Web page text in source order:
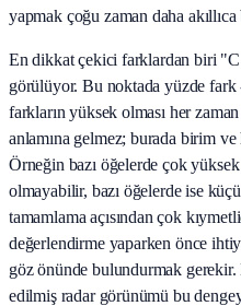
yapmak çoğu zaman daha
En dikkat çekici farklardan biri
görülüyor. Bu noktada yüzde fark
farkların yüksek olması her
anlamına gelmez; burada birim
Örneğin bazı öğelerde çok
olmayabilir, bazı öğelerde ise
tamamlama açısından çok
değerlendirme yaparken önce
göz önünde bulundurmak gerekir.
edilmiş radar görünümü bu